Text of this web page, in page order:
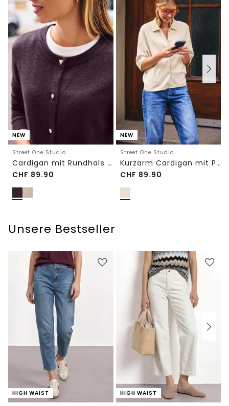
NEW
Street One Studio
Cardigan mit Rundhals und Knöpfen
CHF 89.90
NEW
Street One Studio
Kurzarm Cardigan mit Polokragen
CHF 89.90
Unsere Bestseller
HIGH WAIST HIGH WAIST